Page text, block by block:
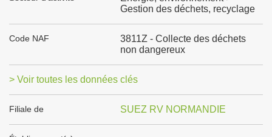
Gestion des déchets, recyclage
Code NAF
3811Z - Collecte des déchets
non dangereux
> Voir toutes les données clés
Filiale de SUEZ RV NORMANDIE